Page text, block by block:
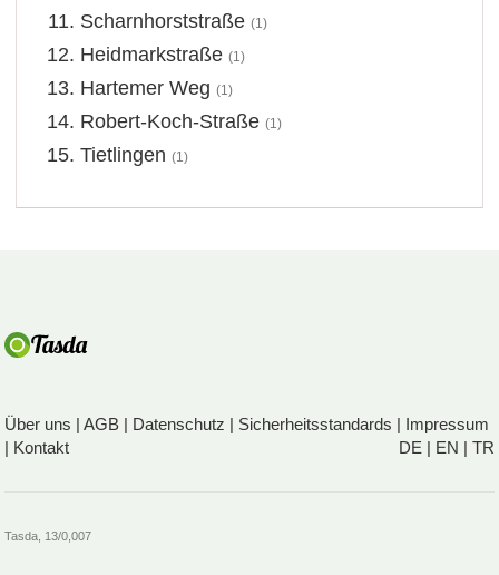
Scharnhorststraße (1)
Heidmarkstraße (1)
Hartemer Weg (1)
Robert-Koch-Straße (1)
Tietlingen (1)
Über uns |AGB Datenschutz Sicherheitsstandards
Impressum
Kontakt DE| EN TR
Tasda, 13/0,007